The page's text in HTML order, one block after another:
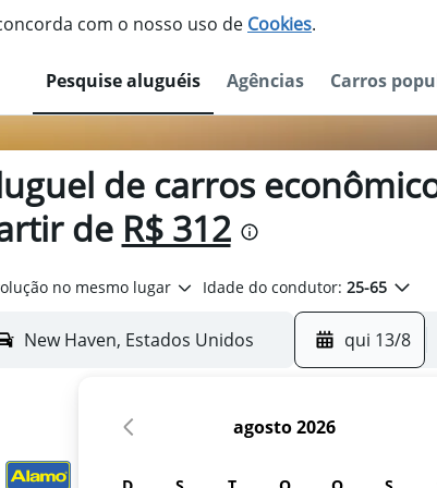
com o nosso uso de Cookies.
Pesquise aluguéis Agências Carros
de carros
de R$ 312
no mesmo lugar Idade do condutor: 25-65
qui 13/8
agosto 2026